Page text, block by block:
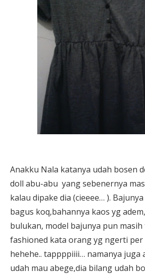
Anakku Nala katanya udah bosen
doll abu-abu yang sebenernya
kalau dipake dia (cieeee… ).
bagus koq,bahannya kaos yg
bulukan, model bajunya pun
fashioned kata orang yg ngerti per
hehehe.. tappppiiii… namanya juga
udah mau abege,dia bilang udah